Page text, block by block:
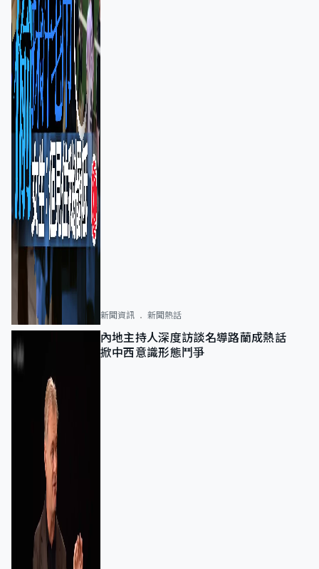
新聞資訊 新聞熱話
內地主持人深度訪談名導路蘭成熱話
掀中西意識形態鬥爭